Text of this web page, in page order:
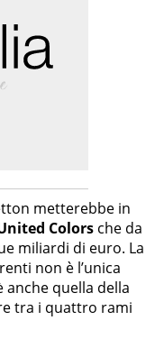
metterebbe in
Colors che da
miliardi di euro. La
non è l’unica
anche quella della
tra i quattro rami